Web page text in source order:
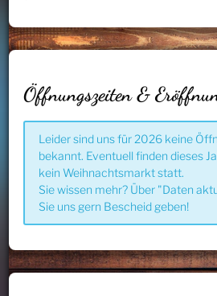
Öffnungszeiten &
Leider sind uns für 2026 keine
bekannt. Eventuell finden dieses
kein Weihnachtsmarkt statt.
Sie wissen mehr? Über "Daten
Sie uns gern Bescheid geben!